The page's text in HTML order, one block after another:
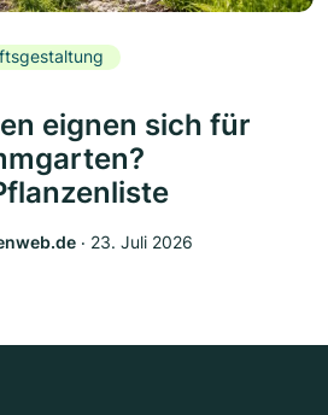
eignen sich für
‧ 23. Juli 2026